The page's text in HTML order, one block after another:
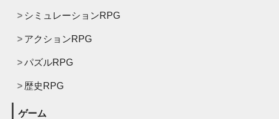
シミュレーションRPG
アクションRPG
パズルRPG
歴史RPG
ゲーム